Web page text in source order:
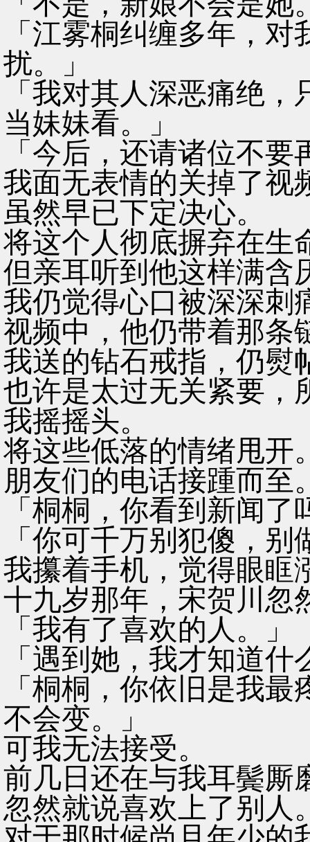
「江雾桐纠缠多年，
扰。」
「我对其人深恶痛绝
当妹妹看。」
「今后，还请诸位不
我面无表情的关掉了视
虽然早已下定决心。
将这个人彻底摒弃在生
但亲耳听到他这样满含
我仍觉得心口被深深刺
视频中，他仍带着那条
我送的钻石戒指，仍熨
也许是太过无关紧要，
我摇摇头。
将这些低落的情绪甩开
朋友们的电话接踵而至
「桐桐，你看到新闻了
「你可千万别犯傻，
我攥着手机，觉得眼眶
十九岁那年，宋贺川忽
「我有了喜欢的人。」
「遇到她，我才知道
「桐桐，你依旧是我
不会变。」
可我无法接受。
前几日还在与我耳鬓厮
忽然就说喜欢上了别人